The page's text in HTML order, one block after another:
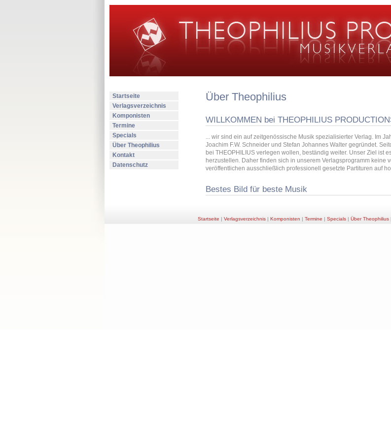
Startseite
Verlagsverzeichnis
Komponisten
Termine
Specials
Über Theophilius
Kontakt
Datenschutz
Über Theophilius
WILLKOMMEN bei THEOPHILIUS
... wir sind ein auf zeitgenössische Musik spezialisierter Verlag. Im
Joachim F.W. Schneider und Stefan Johannes Walter gegründet.
bei THEOPHILIUS verlegen wollen, beständig weiter. Unser Ziel ist
herzustellen. Daher finden sich in unserem Verlagsprogramm keine
veröffentlichen ausschließlich professionell gesetzte Partituren auf
Bestes Bild für beste Musik
Startseite | Verlagsverzeichnis| Komponisten | Termine | Specials| Über Theophilius|